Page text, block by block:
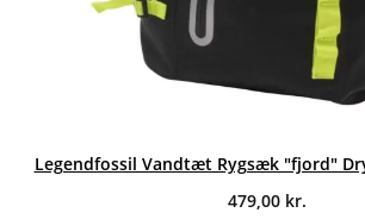
Legendfossil Vandtæt Rygsæk "fjord"
479,00 kr.